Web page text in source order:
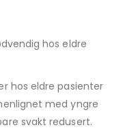
hos eldre
hos eldre pasienter
med yngre
svakt redusert.